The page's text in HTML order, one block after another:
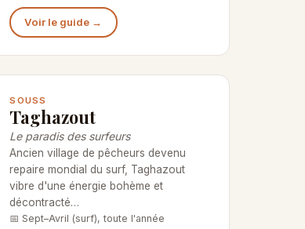
Voir le guide →
SOUSS
Taghazout
Le paradis des surfeurs
Ancien village de pêcheurs devenu
repaire mondial du surf, Taghazout
vibre d'une énergie bohème et
décontracté…
📅 Sept–Avril (surf), toute l'année